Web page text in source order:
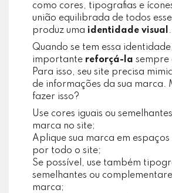
como cores, tipografias e
união equilibrada de todos
produz uma identidade visual .
Quando se tem essa
importante reforçá-la sempre
Para isso, seu site precisa
de informações da sua marca.
fazer isso?
Use cores iguais ou
marca no site;
Aplique sua marca em
por todo o site;
Se possível, use também
semelhantes ou
marca;